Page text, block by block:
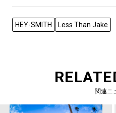
HEY-SMITH Less Than Jake
関連ニ